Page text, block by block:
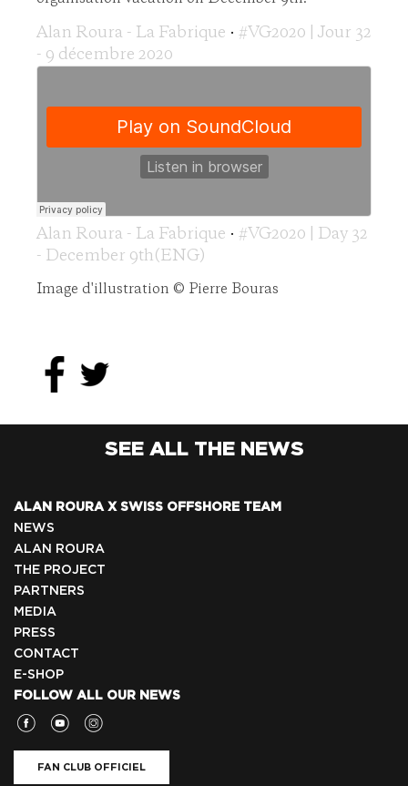
Alan Roura - La Fabrique · #VG2020 | Jour 32
- 9 décembre 2020
Alan Roura - La Fabrique · #VG2020 | Day 32
- December 9th(ENG)
Image d'illustration © Pierre Bouras
SEE ALL THE NEWS
ALAN ROURA X SWISS OFFSHORE TEAM
NEWS
ALAN ROURA
THE PROJECT
PARTNERS
MEDIA
PRESS
CONTACT
E-SHOP
FOLLOW ALL OUR NEWS
FAN CLUB OFFICIEL